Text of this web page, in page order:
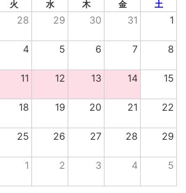
火 水 木 金 土
28 29 30 31 1
4 5 6 7 8
11 12 13 14 15
18 19 20 21 22
25 26 27 28 29
1 2 3 4 5